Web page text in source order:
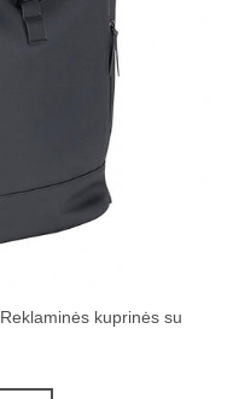
kuprinės su